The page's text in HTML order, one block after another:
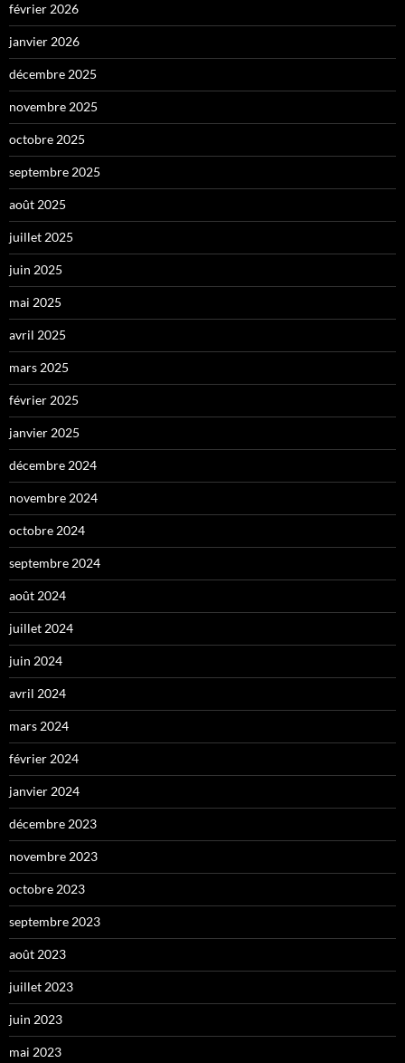
février 2026
janvier 2026
décembre 2025
novembre 2025
octobre 2025
septembre 2025
août 2025
juillet 2025
juin 2025
mai 2025
avril 2025
mars 2025
février 2025
janvier 2025
décembre 2024
novembre 2024
octobre 2024
septembre 2024
août 2024
juillet 2024
juin 2024
avril 2024
mars 2024
février 2024
janvier 2024
décembre 2023
novembre 2023
octobre 2023
septembre 2023
août 2023
juillet 2023
juin 2023
mai 2023